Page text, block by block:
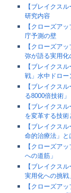
【ブレイクス
研究内容
【クローズア
庁予測の壁
【クローズア
弥が語る実用化
【ブレイクス
戦」水中ドロー
【ブレイクス
る8000倍技術」
【ブレイクス
を変革する技術
【ブレイクス
命的治療法」と
【クローズア
への道筋」
【ブレイクス
実用化への挑戦
【クローズア